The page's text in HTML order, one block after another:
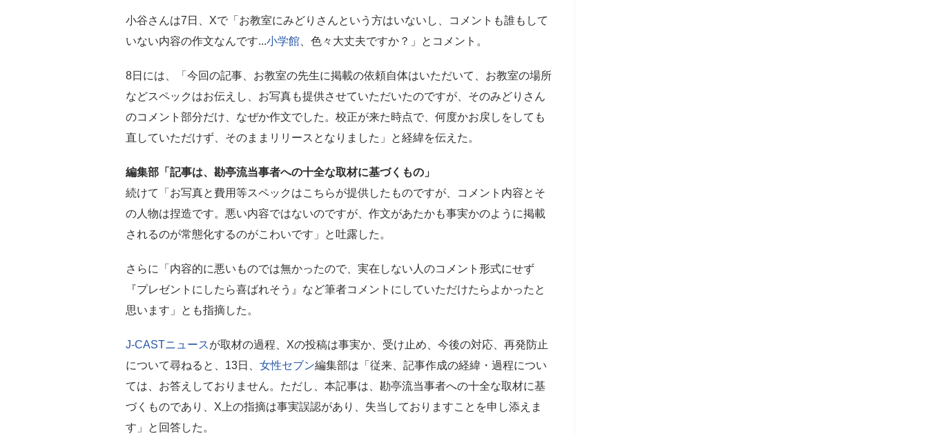
小谷さんは7日、Xで「お教室にみどりさんという方はいないし、コメントも誰もして
いない内容の作文なんです...小学館 、色々大丈夫ですか？」とコメント。
8日には、「今回の記事、お教室の先生に掲載の依頼自体はいただいて、お教室の場所
などスペックはお伝えし、お写真も提供させていただいたのですが、そのみどりさん
のコメント部分だけ、なぜか作文でした。校正が来た時点で、何度かお戻しをしても
直していただけず、そのままリリースとなりました」と経緯を伝えた。
編集部「記事は、勘亭流当事者への十全な取材に基づくもの」
続けて「お写真と費用等スペックはこちらが提供したものですが、コメント内容とそ
の人物は捏造です。悪い内容ではないのですが、作文があたかも事実かのように掲載
されるのが常態化するのがこわいです」と吐露した。
さらに「内容的に悪いものでは無かったので、実在しない人のコメント形式にせず
『プレゼントにしたら喜ばれそう』など筆者コメントにしていただけたらよかったと
思います」とも指摘した。
J-CASTニュースが取材の過程、Xの投稿は事実か、受け止め、今後の対応、再発防止
について尋ねると、13日、 女性セブン編集部は「従来、記事作成の経緯・過程につい
ては、お答えしておりません。ただし、本記事は、勘亭流当事者への十全な取材に基
づくものであり、X上の指摘は事実誤認があり、失当しておりますことを申し添えま
す」と回答した。